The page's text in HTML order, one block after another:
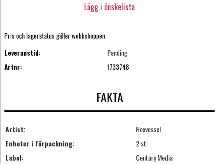
Lägg i önskelista
Pris och lagerstatus gäller webbshoppen
Leveranstid:
Pending
Artnr:
1733748
FAKTA
Artist:
Hexvessel
Enheter i förpackning:
2 st
Label:
Century Media